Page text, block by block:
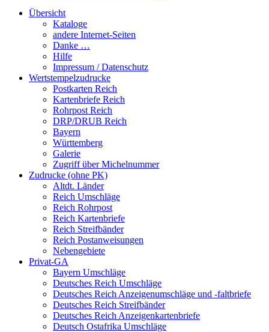
Übersicht
Kataloge
andere Internet-Seiten
Danke …
Hilfe
Impressum / Datenschutz
Wertstempelzudrucke
Postkarten Reich
Kartenbriefe Reich
Rohrpost Reich
DRP/DRUB Reich
Bayern
Württemberg
Galerie
Zugriff über Michelnummer
Zudrucke (ohne PK)
Altdt. Länder
Reich Umschläge
Reich Rohrpost
Reich Kartenbriefe
Reich Streifbänder
Reich Postanweisungen
Nebengebiete
Privat-GA
Bayern Umschläge
Deutsches Reich Umschläge
Deutsches Reich Anzeigenumschläge und -faltbriefe
Deutsches Reich Streifbänder
Deutsches Reich Anzeigenkartenbriefe
Deutsch Ostafrika Umschläge